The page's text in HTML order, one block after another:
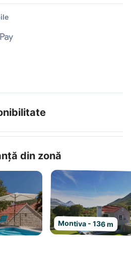
din zonă
Montiva - 136 m